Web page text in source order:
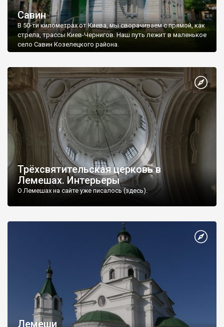
Савин
В 50-ти километрах от Киева, мы сворачиваем с прямой, как
стрела, трассы Киев-Чернигов. Наш путь лежит в маленькое
село Савин Козелецкого района.
Трёхсвятительская церковь в
Лемешах. Интерьеры
О Лемешах на сайте уже писалось (здесь).
Лемеши